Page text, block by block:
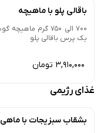
باقالی پلو با ماهیچه
700 الی 750 گرم
یک پرس باقالی پلو
3,910,000 تومان
غذای رژیمی
بشقاب سبزیجات با ماهی